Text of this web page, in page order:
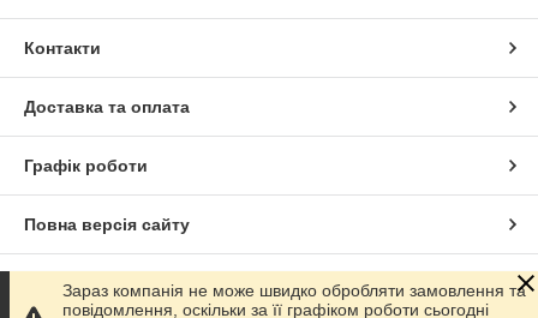
Контакти
Доставка та оплата
Графік роботи
Повна версія сайту
Сайт створено на маркетплейсі Prom.ua
Зараз компанія не може швидко обробляти замовлення та
повідомлення, оскільки за її графіком роботи сьогодні